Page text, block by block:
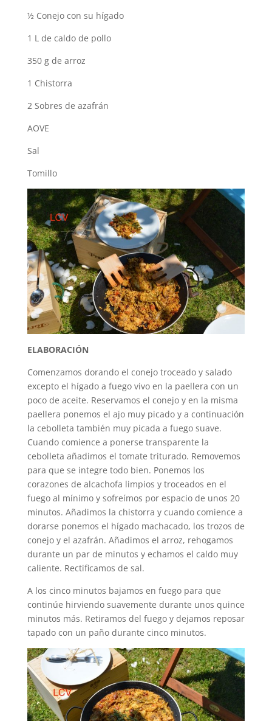
½ Conejo con su hígado
1 L de caldo de pollo
350 g de arroz
1 Chistorra
2 Sobres de azafrán
AOVE
Sal
Tomillo
ELABORACIÓN
Comenzamos dorando el conejo troceado y salado
excepto el hígado a fuego vivo en la paellera con un
poco de aceite. Reservamos el conejo y en la misma
paellera ponemos el ajo muy picado y a continuación
la cebolleta también muy picada a fuego suave.
Cuando comience a ponerse transparente la
cebolleta añadimos el tomate triturado. Removemos
para que se integre todo bien. Ponemos los
corazones de alcachofa limpios y troceados en el
fuego al mínimo y sofreímos por espacio de unos 20
minutos. Añadimos la chistorra y cuando comience a
dorarse ponemos el hígado machacado, los trozos de
conejo y el azafrán. Añadimos el arroz, rehogamos
durante un par de minutos y echamos el caldo muy
caliente. Rectificamos de sal.
A los cinco minutos bajamos en fuego para que
continúe hirviendo suavemente durante unos quince
minutos más. Retiramos del fuego y dejamos reposar
tapado con un paño durante cinco minutos.